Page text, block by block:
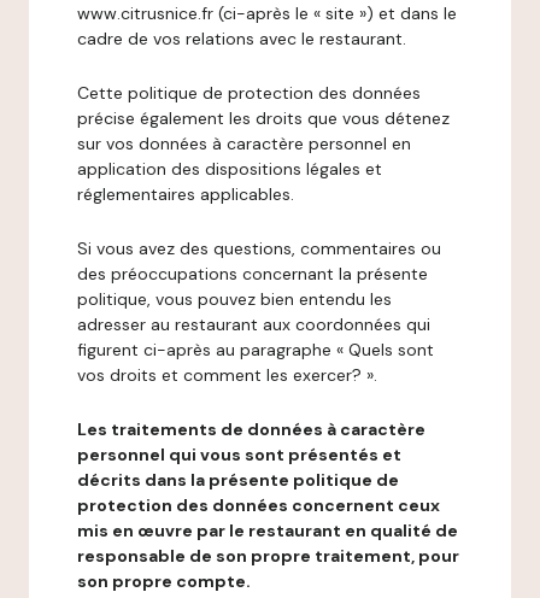
www.citrusnice.fr (ci-après le « site ») et dans le
cadre de vos relations avec le restaurant.
Cette politique de protection des données
précise également les droits que vous détenez
sur vos données à caractère personnel en
application des dispositions légales et
réglementaires applicables.
Si vous avez des questions, commentaires ou
des préoccupations concernant la présente
politique, vous pouvez bien entendu les
adresser au restaurant aux coordonnées qui
figurent ci-après au paragraphe « Quels sont
vos droits et comment les exercer? ».
Les traitements de données à caractère
personnel qui vous sont présentés et
décrits dans la présente politique de
protection des données concernent ceux
mis en œuvre par le restaurant en qualité de
responsable de son propre traitement, pour
son propre compte.